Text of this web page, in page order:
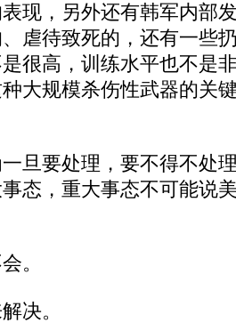
现，另外还有韩军内部
虐待致死的，还有一些
很高，训练水平也不是
大规模杀伤性武器的关
要处理，要不得不处
态，重大事态不可能说
。
决。